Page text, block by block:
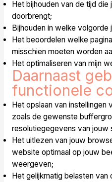
Het bijhouden van de tijd die
doorbrengt;
Bijhouden in welke volgorde
Het beoordelen welke
misschien moeten worden
Het optimaliseren van mijn
Daarnaast
functionele
Het opslaan van
zoals de gewenste
resolutiegegevens van jouw
Het uitlezen van jouw
website optimaal op jouw
weergeven;
Het gelijkmatig belasten